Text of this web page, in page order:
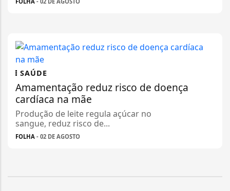
SAÚDE
Amamentação reduz risco de doença
cardíaca na mãe
Produção de leite regula açúcar no
sangue, reduz risco de...
FOLHA - 02 DE AGOSTO